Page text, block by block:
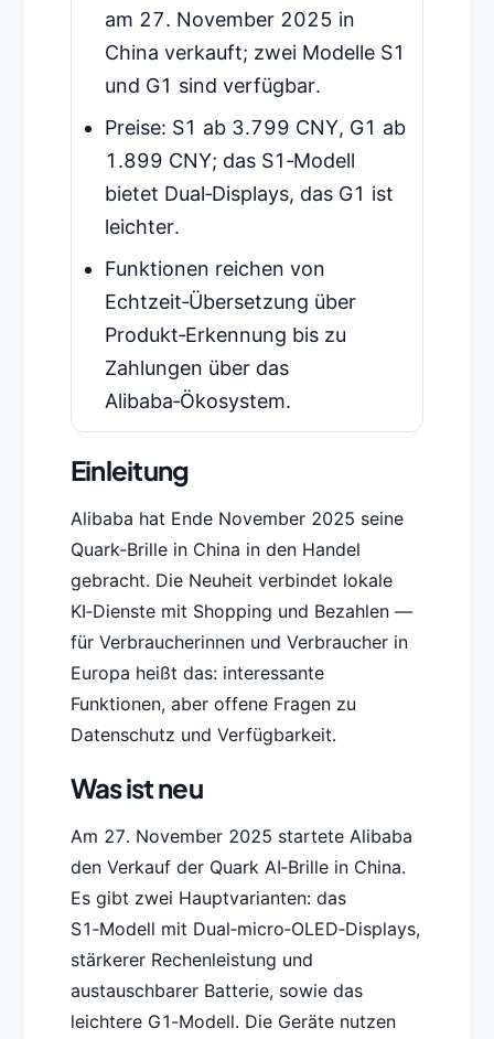
am 27. November 2025 in
China verkauft; zwei Modelle S1
und G1 sind verfügbar.
Preise: S1 ab 3.799 CNY, G1 ab
1.899 CNY; das S1‑Modell
bietet Dual‑Displays, das G1 ist
leichter.
Funktionen reichen von
Echtzeit‑Übersetzung über
Produkt‑Erkennung bis zu
Zahlungen über das
Alibaba‑Ökosystem.
Einleitung
Alibaba hat Ende November 2025 seine
Quark‑Brille in China in den Handel
gebracht. Die Neuheit verbindet lokale
KI‑Dienste mit Shopping und Bezahlen —
für Verbraucherinnen und Verbraucher in
Europa heißt das: interessante
Funktionen, aber offene Fragen zu
Datenschutz und Verfügbarkeit.
Was ist neu
Am 27. November 2025 startete Alibaba
den Verkauf der Quark AI‑Brille in China.
Es gibt zwei Hauptvarianten: das
S1‑Modell mit Dual‑micro‑OLED‑Displays,
stärkerer Rechenleistung und
austauschbarer Batterie, sowie das
leichtere G1‑Modell. Die Geräte nutzen